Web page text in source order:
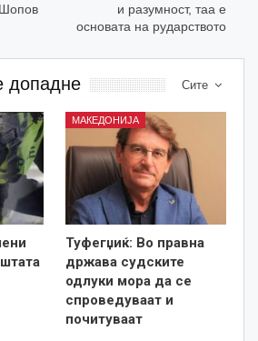
и разумност, таа е
основата на рударството
Сите
допадне
МАКЕДОНИЈА
Туфегџиќ: Во правна
држава судските
одлуки мора да се
спроведуваат и
почитуваат